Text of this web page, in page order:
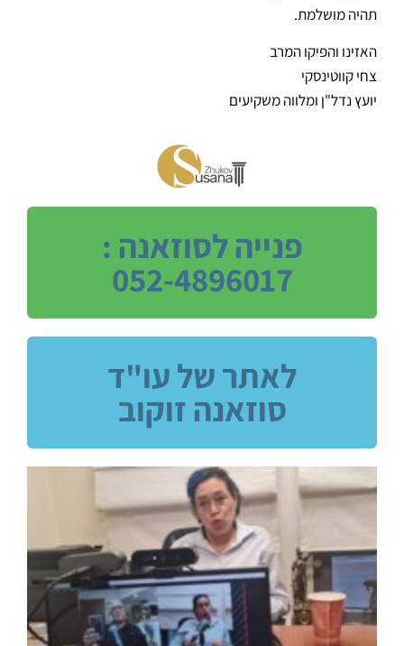
תהיה מושלמת.
האזינו והפיקו המרב
צחי קווטינסקי
יועץ נדל"ן ומלווה משקיעים
פנייה לסוזאנה :
052-4896017
לאתר של עו"ד
סוזאנה זוקוב